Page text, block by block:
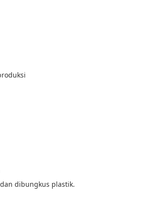
dibungkus plastik.